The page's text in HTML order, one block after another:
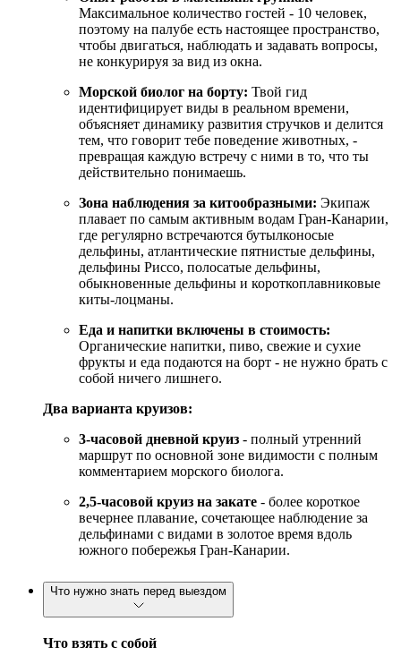
Максимальное количество гостей - 10 человек,
поэтому на палубе есть настоящее пространство,
чтобы двигаться, наблюдать и задавать вопросы,
не конкурируя за вид из окна.
Морской биолог на борту: Твой гид
идентифицирует виды в реальном времени,
объясняет динамику развития стручков и делится
тем, что говорит тебе поведение животных, -
превращая каждую встречу с ними в то, что ты
действительно понимаешь.
Зона наблюдения за китообразными: Экипаж
плавает по самым активным водам Гран-Канарии,
где регулярно встречаются бутылконосые
дельфины, атлантические пятнистые дельфины,
дельфины Риссо, полосатые дельфины,
обыкновенные дельфины и короткоплавниковые
киты-лоцманы.
Еда и напитки включены в стоимость:
Органические напитки, пиво, свежие и сухие
фрукты и еда подаются на борт - не нужно брать с
собой ничего лишнего.
Два варианта круизов:
3-часовой дневной круиз - полный утренний
маршрут по основной зоне видимости с полным
комментарием морского биолога.
2,5-часовой круиз на закате - более короткое
вечернее плавание, сочетающее наблюдение за
дельфинами с видами в золотое время вдоль
южного побережья Гран-Канарии.
Что нужно знать перед выездом
Что взять с собой